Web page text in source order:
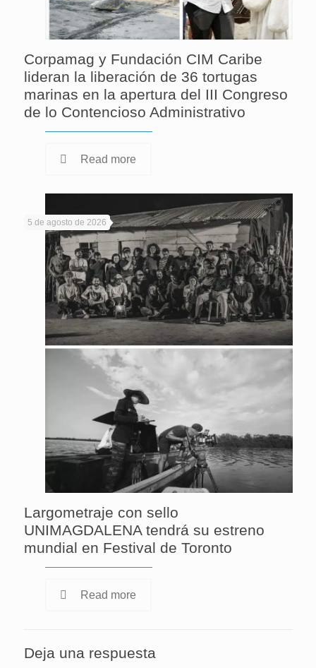
Corpamag y Fundación CIM Caribe
lideran la liberación de 36 tortugas
marinas en la apertura del III Congreso
de lo Contencioso Administrativo
Read more
5 de agosto de 2026
Largometraje con sello
UNIMAGDALENA tendrá su estreno
mundial en Festival de Toronto
Read more
Deja una respuesta